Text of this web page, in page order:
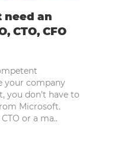
need an
CTO, CFO
your company
you don’t have to
Microsoft.
or a ma..